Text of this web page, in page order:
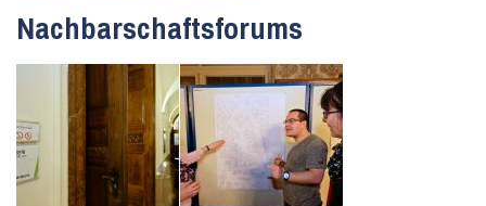
Nachbarschaftsforums